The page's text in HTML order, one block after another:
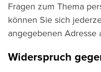
Fragen zum Thema
können Sie sich
angegebenen Adresse
Widerspruch